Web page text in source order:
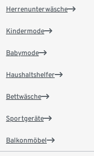
Herrenunterwäsche
Kindermode
Babymode
Haushaltshelfer
Bettwäsche
Sportgeräte
Balkonmöbel